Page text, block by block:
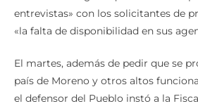
entrevistas» con los solicitantes de
«la falta de disponibilidad en sus
El martes, además de pedir que se
país de Moreno y otros altos
el defensor del Pueblo instó a la